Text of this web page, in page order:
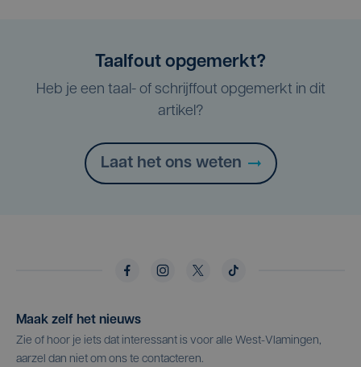
Taalfout opgemerkt?
Heb je een taal- of schrijffout opgemerkt in dit
artikel?
Laat het ons weten
Maak zelf het nieuws
Zie of hoor je iets dat interessant is voor alle West-Vlamingen,
aarzel dan niet om ons te contacteren.